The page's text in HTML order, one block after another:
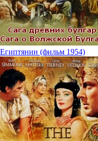
Египтянин (фильм 1954)